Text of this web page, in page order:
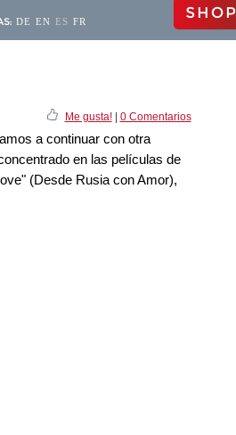
DE EN ES FR SHOP
Me gusta!| 0 Comentarios
a continuar con otra
en las películas de
(Desde Rusia con Amor),